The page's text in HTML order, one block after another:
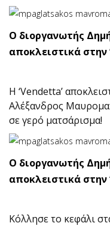
Ο διοργανωτής
αποκλειστικά στην
Η ‘Vendetta’
Αλέξανδρος
σε γερό ματσάρισμα!
Ο διοργανωτής
αποκλειστικά στην
Κόλλησε το κεφάλι